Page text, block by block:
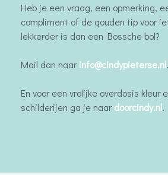
Heb je een vraag, een opmerking,
compliment of de gouden tip voor
lekkerder is dan een Bossche bol?
Mail dan naarinfo@cindypieterse.nl.
En voor een vrolijke overdosis kleur
schilderijen ga je naardoorcindy.nl.